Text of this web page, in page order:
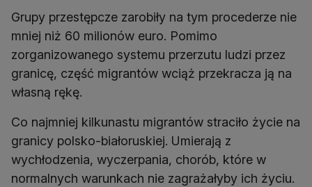
Grupy przestępcze zarobiły na tym procederze nie
mniej niż 60 milionów euro. Pomimo
zorganizowanego systemu przerzutu ludzi przez
granicę, część migrantów wciąż przekracza ją na
własną rękę.
Co najmniej kilkunastu migrantów straciło życie na
granicy polsko-białoruskiej. Umierają z
wychłodzenia, wyczerpania, chorób, które w
normalnych warunkach nie zagrażałyby ich życiu.